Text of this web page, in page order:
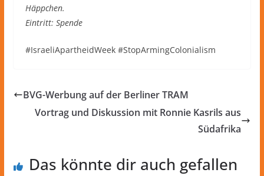
Häppchen.
Eintritt: Spende
#IsraeliApartheidWeek #StopArmingColonialism
BVG-Werbung auf der Berliner TRAM
Vortrag und Diskussion mit Ronnie Kasrils aus
Südafrika
Das könnte dir auch gefallen